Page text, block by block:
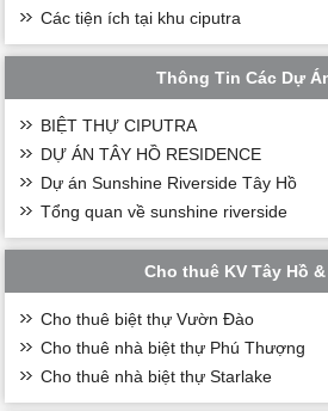
Các tiện ích tại khu ciputra
Thông Tin Các Dự
BIỆT THỰ CIPUTRA
DỰ ÁN TÂY HỒ RESIDENCE
Dự án Sunshine Riverside Tây Hồ
Tổng quan về sunshine riverside
Cho thuê KV Tây Hồ
Cho thuê biệt thự Vườn Đào
Cho thuê nhà biệt thự Phú Thượng
Cho thuê nhà biệt thự Starlake